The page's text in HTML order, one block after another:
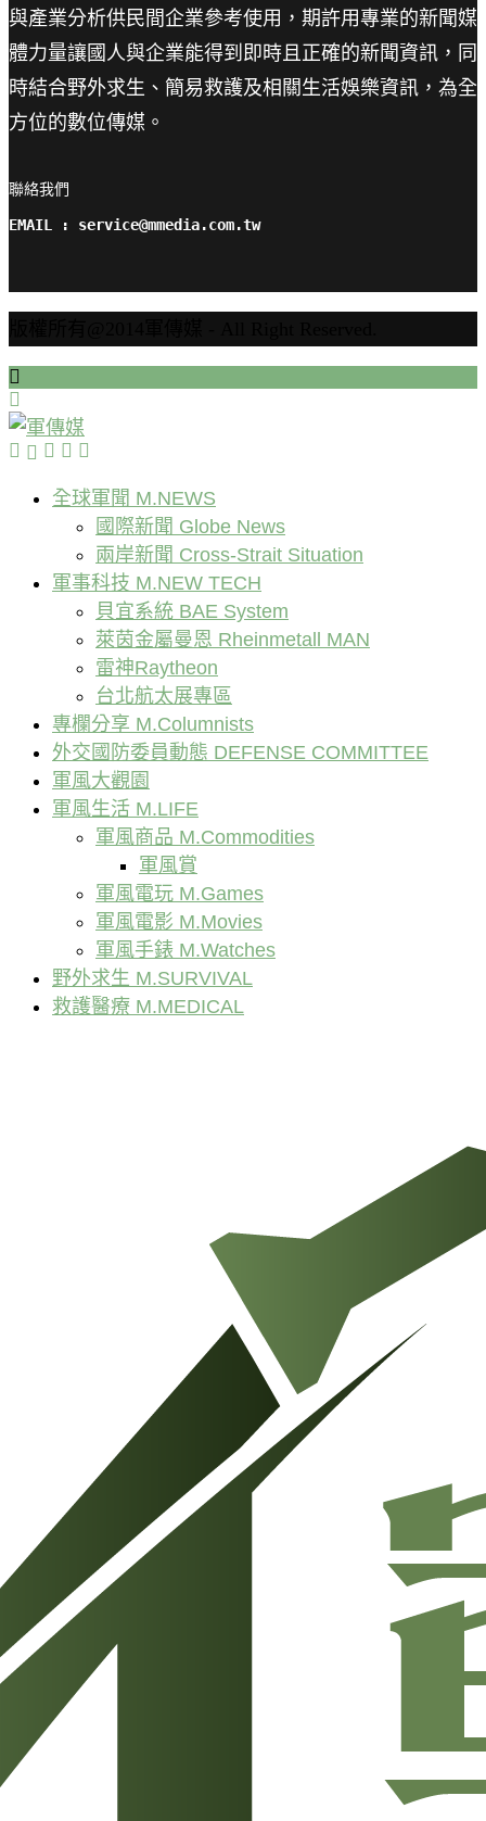
與產業分析供民間企業參考使用，期許用專業的新聞媒
體力量讓國人與企業能得到即時且正確的新聞資訊，同
時結合野外求生、簡易救護及相關生活娛樂資訊，為全
方位的數位傳媒。
聯絡我們
EMAIL : service@mmedia.com.tw
全球軍聞 M.NEWS
國際新聞 Globe News
兩岸新聞 Cross-Strait Situation
軍事科技 M.NEW TECH
貝宜系統 BAE System
萊茵金屬曼恩 Rheinmetall MAN
雷神Raytheon
台北航太展專區
專欄分享 M.Columnists
外交國防委員動態 DEFENSE COMMITTEE
軍風大觀園
軍風生活 M.LIFE
軍風商品 M.Commodities
軍風賞
軍風電玩 M.Games
軍風電影 M.Movies
軍風手錶 M.Watches
野外求生 M.SURVIVAL
救護醫療 M.MEDICAL